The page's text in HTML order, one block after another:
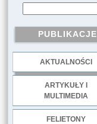
PUBLIKACJE
AKTUALNOŚCI
ARTYKUŁY I
MULTIMEDIA
FELIETONY